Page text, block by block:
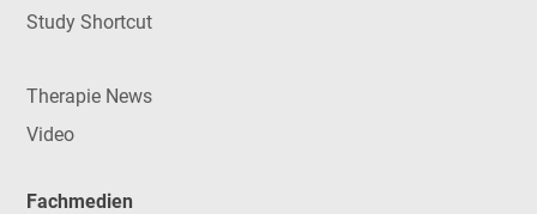
Study Shortcut
Therapie News
Video
Fachmedien